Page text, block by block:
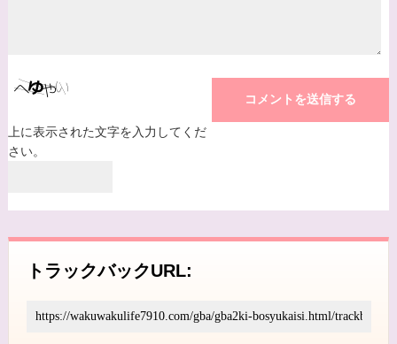
上に表示された文字を入力してくだ
さい。
トラックバックURL: